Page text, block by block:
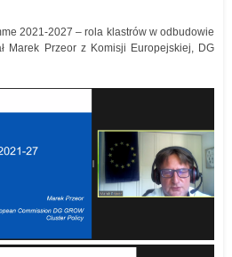
2021-2027 – rola klastrów w odbudowie
Marek Przeor z Komisji Europejskiej, DG